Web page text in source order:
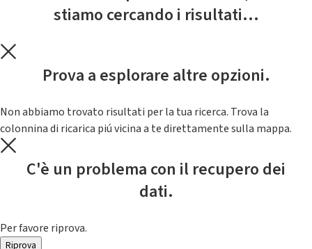
stiamo cercando i risultati...
Prova a esplorare altre opzioni.
Non abbiamo trovato risultati per la tua ricerca. Trova la
colonnina di ricarica piú vicina a te direttamente sulla mappa.
C'è un problema con il recupero dei
dati.
Per favore riprova.
Riprova